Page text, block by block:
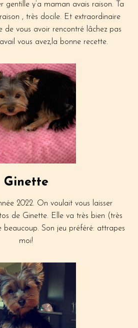
gentille y’a maman avais raison. Ta
, très docile. Et extraordinaire
de vous avoir rencontré lâchez pas
vous avez,la bonne recette.
Ginette
2022. On voulait vous laisser
de Ginette. Elle va très bien (très
beaucoup. Son jeu préféré: attrapes
moi!